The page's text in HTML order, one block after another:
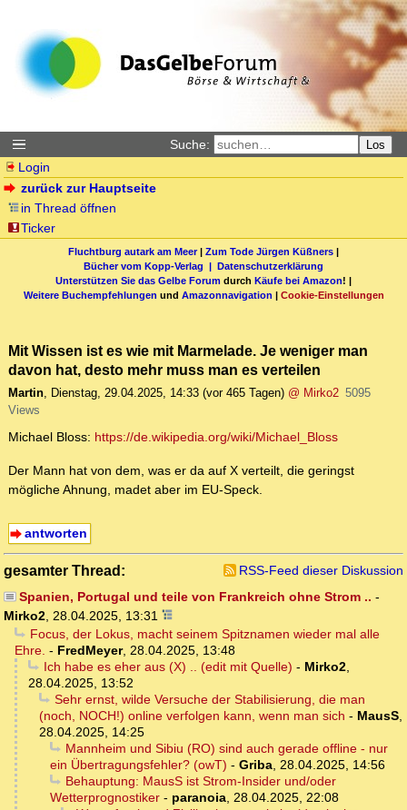
Suche: Los
Login
zurück zur Hauptseite
in Thread öffnen
Ticker
Fluchtburg autark am Meer| Zum Tode Jürgen Küßners |
Bücher vom Kopp-Verlag | Datenschutzerklärung
Unterstützen Sie das Gelbe Forum durch Käufe bei Amazon! |
Weitere Buchempfehlungen und Amazonnavigation | Cookie-Einstellungen
Mit Wissen ist es wie mit Marmelade. Je weniger man
davon hat, desto mehr muss man es verteilen
Martin, Dienstag, 29.04.2025, 14:33 (vor 465 Tagen) @ Mirko2 5095
Views
Michael Bloss: https://de.wikipedia.org/wiki/Michael_Bloss
Der Mann hat von dem, was er da auf X verteilt, die geringst
mögliche Ahnung, madet aber im EU-Speck.
antworten
gesamter Thread:
RSS-Feed dieser Diskussion
Spanien, Portugal und teile von Frankreich ohne Strom .. -
Mirko2, 28.04.2025, 13:31
Focus, der Lokus, macht seinem Spitznamen wieder mal alle
Ehre. - FredMeyer, 28.04.2025, 13:48
Ich habe es eher aus (X) .. (edit mit Quelle) - Mirko2,
28.04.2025, 13:52
Sehr ernst, wilde Versuche der Stabilisierung, die man
(noch, NOCH!) online verfolgen kann, wenn man sich - MausS,
28.04.2025, 14:25
Mannheim und Sibiu (RO) sind auch gerade offline - nur
ein Übertragungsfehler? (owT) - Griba, 28.04.2025, 14:56
Behauptung: MausS ist Strom-Insider und/oder
Wetterprognostiker - paranoia, 28.04.2025, 22:08